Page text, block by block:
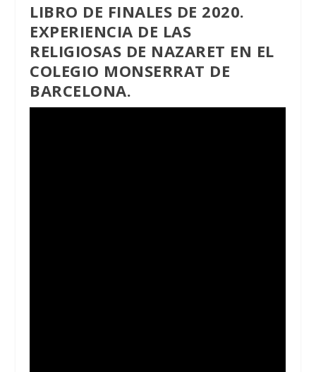
LIBRO DE FINALES DE 2020.
EXPERIENCIA DE LAS
RELIGIOSAS DE NAZARET EN EL
COLEGIO MONSERRAT DE
BARCELONA.